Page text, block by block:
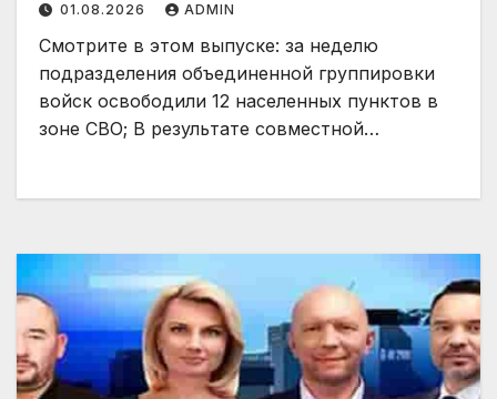
01.08.2026 ADMIN
Смотрите в этом выпуске: за неделю
подразделения объединенной группировки
войск освободили 12 населенных пунктов в
зоне СВО; В результате совместной…